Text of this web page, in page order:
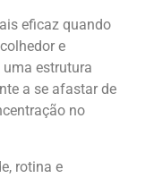
eficaz quando
e
estrutura
a se afastar de
no
rotina e